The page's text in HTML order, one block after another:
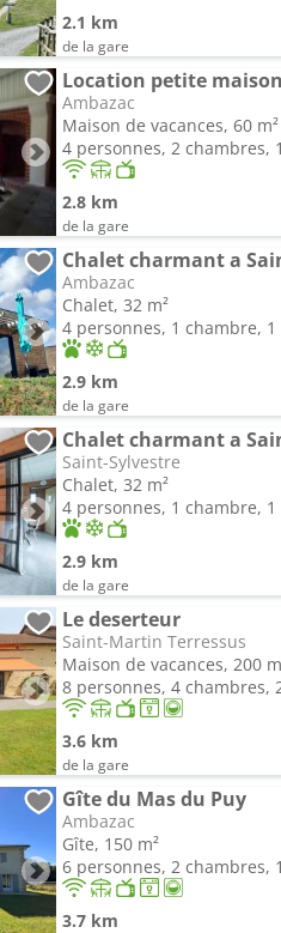
2.1 km
de la gare
Location petite maison
Ambazac
Maison de vacances, 60 m²
4 personnes, 2 chambres,
2.8 km
de la gare
Ambazac
Chalet, 32 m²
4 personnes, 1 chambre,
2.9 km
de la gare
Chalet charmant a
Saint-Sylvestre
Chalet, 32 m²
4 personnes, 1 chambre,
2.9 km
de la gare
Le deserteur
Saint-Martin Terressus
Maison de vacances, 200
8 personnes, 4 chambres,
3.6 km
de la gare
Gîte du Mas du Puy
Ambazac
Gîte, 150 m²
6 personnes, 2 chambres,
3.7 km